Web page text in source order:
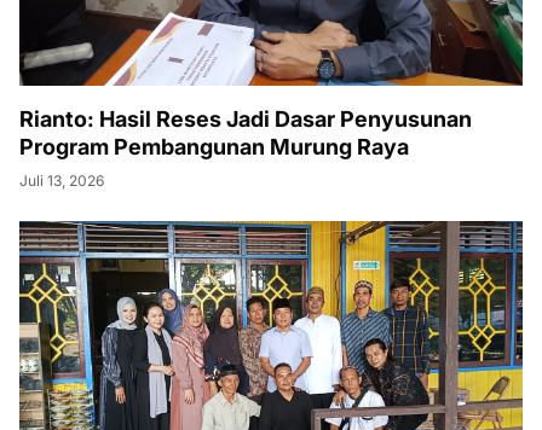
Rianto: Hasil Reses Jadi Dasar Penyusunan
Program Pembangunan Murung Raya
Juli 13, 2026